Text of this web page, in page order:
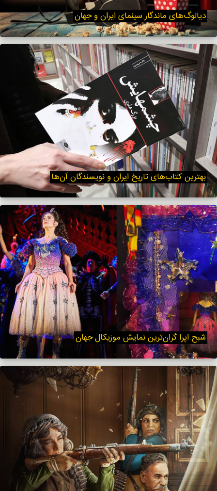
دیالوگ‌های ماندگار سینمای ایران و جهان
بهترین کتاب‌های تاریخ ایران و نویسندگان آن‌ها
شبح اپرا گران‌ترین نمایش موزیکال جهان